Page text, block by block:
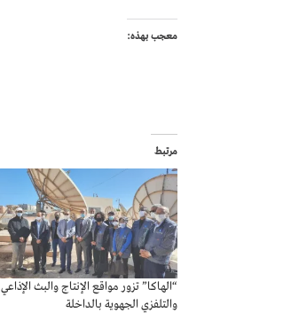
معجب بهذه:
مرتبط
“الهاكا” تزور مواقع الإنتاج والبث الإذاعي
والتلفزي الجهوية بالداخلة